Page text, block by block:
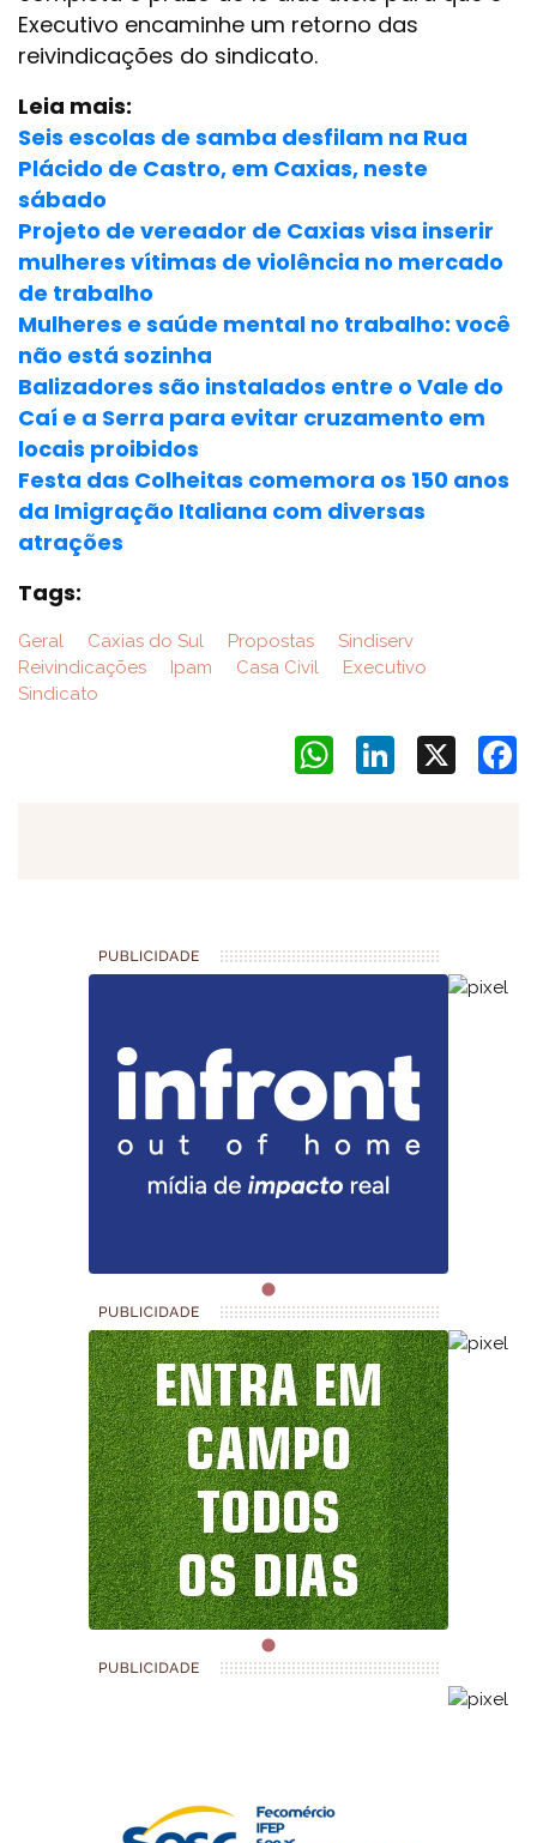
Executivo encaminhe um retorno das
reivindicações do sindicato.
Leia mais:
Seis escolas de samba desfilam na Rua
Plácido de Castro, em Caxias, neste
sábado
Projeto de vereador de Caxias visa inserir
mulheres vítimas de violência no mercado
de trabalho
Mulheres e saúde mental no trabalho: você
não está sozinha
Balizadores são instalados entre o Vale do
Caí e a Serra para evitar cruzamento em
locais proibidos
Festa das Colheitas comemora os 150 anos
da Imigração Italiana com diversas
atrações
Tags:
Geral Caxias do Sul Propostas
Sindiserv
Reivindicações
Ipam Casa Civil
Executivo
Sindicato
LinkedIn
WhatsApp